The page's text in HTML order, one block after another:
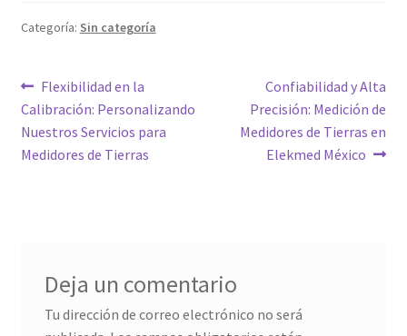
Categoría: Sin categoría
Navegación
de
entradas
Entrada
anterior:
Flexibilidad en la
Calibración: Personalizando
Nuestros Servicios para
Medidores de Tierras
Siguiente
entrada:
Confiabilidad y Alta
Precisión: Medición de
Medidores de Tierras en
Elekmed México
Deja un comentario
Tu dirección de correo electrónico no será